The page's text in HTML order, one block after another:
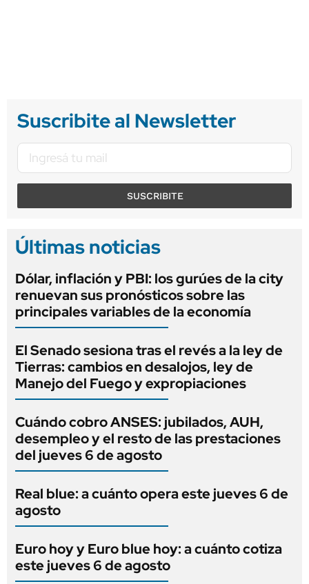
Suscribite al Newsletter
SUSCRIBITE
Últimas noticias
Dólar, inflación y PBI: los gurúes de la city
renuevan sus pronósticos sobre las
principales variables de la economía
El Senado sesiona tras el revés a la ley de
Tierras: cambios en desalojos, ley de
Manejo del Fuego y expropiaciones
Cuándo cobro ANSES: jubilados, AUH,
desempleo y el resto de las prestaciones
del jueves 6 de agosto
Real blue: a cuánto opera este jueves 6 de
agosto
Euro hoy y Euro blue hoy: a cuánto cotiza
este jueves 6 de agosto